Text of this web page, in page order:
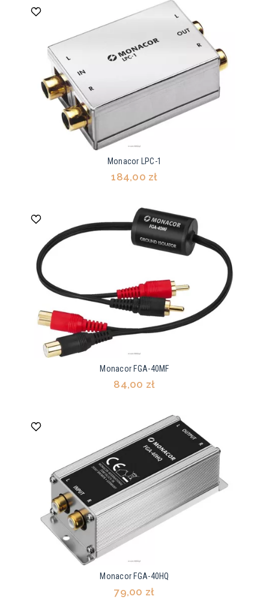
Monacor LPC-1
184,00 zł
Monacor FGA-40MF
84,00 zł
Monacor FGA-40HQ
79,00 zł